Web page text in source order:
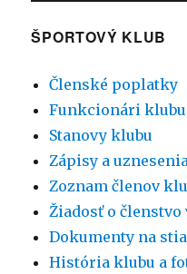
ŠPORTOVÝ KLUB
Členské poplatky
Funkcionári klubu
Stanovy klubu
Zápisy a
Zoznam členov
Žiadosť o členstvo
Dokumenty na
História klubu a